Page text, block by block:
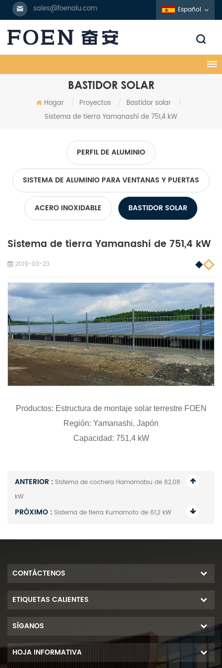
sales@foenalu.com Español
BASTIDOR SOLAR
Hogar / Proyectos / Bastidor solar
/
Sistema de tierra Yamanashi de 751,4 kW
PERFIL DE ALUMINIO
SISTEMA DE ALUMINIO PARA VENTANAS Y PUERTAS
ACERO INOXIDABLE BASTIDOR SOLAR
Sistema de tierra Yamanashi de 751,4 kW
2019-03-23
Productos: Estructura de montaje solar terrestre FOEN
Región: Yamanashi, Japón
Capacidad: 751,4 kW
ANTERIOR : Sistema de cochera Hamamatsu de 82,08
kW
PRÓXIMO : Sistema de tierra Kumamoto de 61,2 kW
CONTÁCTENOS
ETIQUETAS CALIENTES
SÍGANOS
HOJA INFORMATIVA